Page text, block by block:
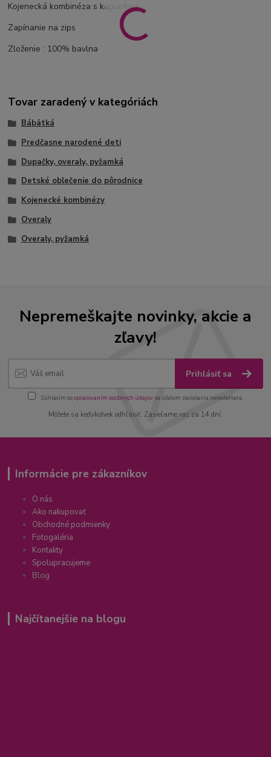
Kojenecká kombinéza s kapucňou
Zapínanie na zips
Zloženie : 100% bavlna
Tovar zaradený v kategóriách
Bábätká
Predčasne narodené deti
Dupačky, overaly, pyžamká
Detské oblečenie do pôrodnice
Kojenecké kombinézy
Overaly
Overaly, pyžamká
Nepremeškajte novinky, akcie a
zľavy!
Prihlásiť sa
Súhlasím sospracovaním osobných údajov za účelom zasielania newslettera.
Môžete sa kedykoľvek odhlásiť. Zasielame raz za 14 dní.
Informácie pre zákazníkov
O nás
Ako nakupovať
Obchodné podmienky
Fotogaléria
Kontakty
Spolupracujeme
Blog
Najčítanejšie na blogu